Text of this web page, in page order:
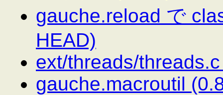
gauche.reload で
HEAD)
ext/threads/
gauche.macroutil